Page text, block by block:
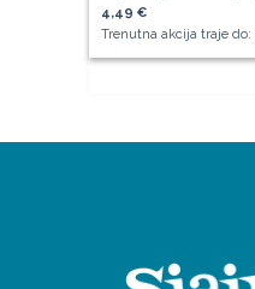
4,49 €
Trenutna akcija traje do: